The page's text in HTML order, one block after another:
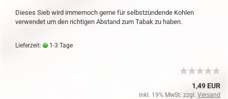
Dieses Sieb wird immernoch gerne für selbstzündende Kohlen
verwendet um den richtigen Abstand zum Tabak zu haben.
Lieferzeit: 1-3 Tage
1,49 EUR
inkl. 19% MwSt. zzgl. Versand